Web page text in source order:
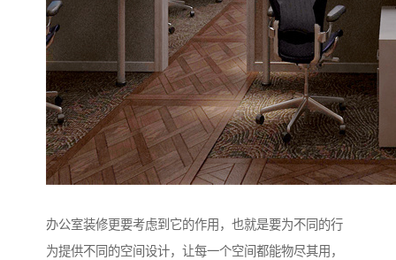
办公室装修更要考虑到它的作用，也就是要为不同的行
为提供不同的空间设计，让每一个空间都能物尽其用，